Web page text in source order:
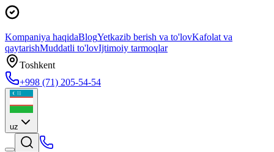
Kompaniya haqidaBlogYetkazib berish va to'lovKafolat va
qaytarishMuddatli to'lovIjtimoiy tarmoqlar
Toshkent
+998 (71) 205-54-54
uz